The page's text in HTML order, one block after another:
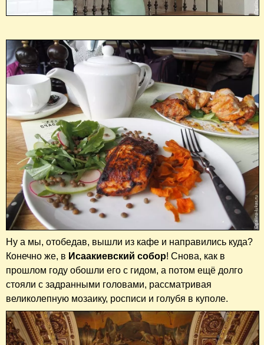
Ну а мы, отобедав, вышли из кафе и направились куда?
Конечно же, в Исаакиевский собор! Снова, как в
прошлом году обошли его с гидом, а потом ещё долго
стояли с задранными головами, рассматривая
великолепную мозаику, росписи и голубя в куполе.